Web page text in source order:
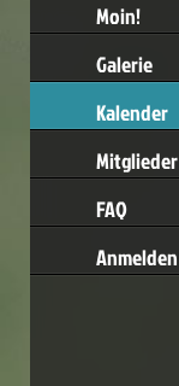
Moin!
Galerie
Kalender
Mitglieder
FAQ
Anmelden